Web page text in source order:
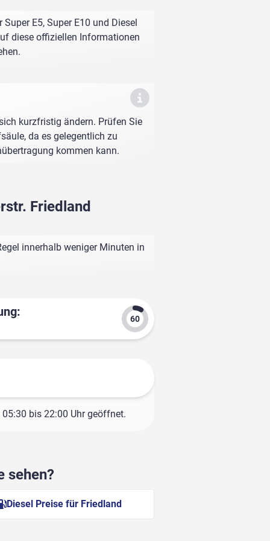
E5, Super E10 und Diesel
diese offiziellen Informationen
kurzfristig ändern. Prüfen Sie
da es gelegentlich zu
kommen kann.
Friedland
innerhalb weniger Minuten in
bis 22:00 Uhr geöffnet.
sehen?
Diesel Preise für Friedland